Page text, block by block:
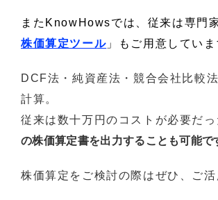
またKnowHowsでは、従来は専門
株価算定ツール 」もご用意していま
DCF法・純資産法・競合会社比較
計算。
従来は数十万円のコストが必要だ
の株価算定書を出力することも可能で
株価算定をご検討の際はぜひ、ご活